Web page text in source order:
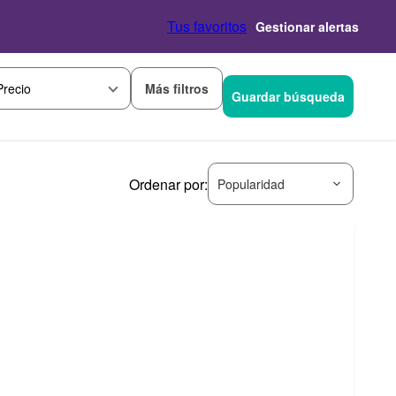
Tus favoritos Gestionar alertas
Más filtros Guardar búsqueda
Ordenar por: Popularidad